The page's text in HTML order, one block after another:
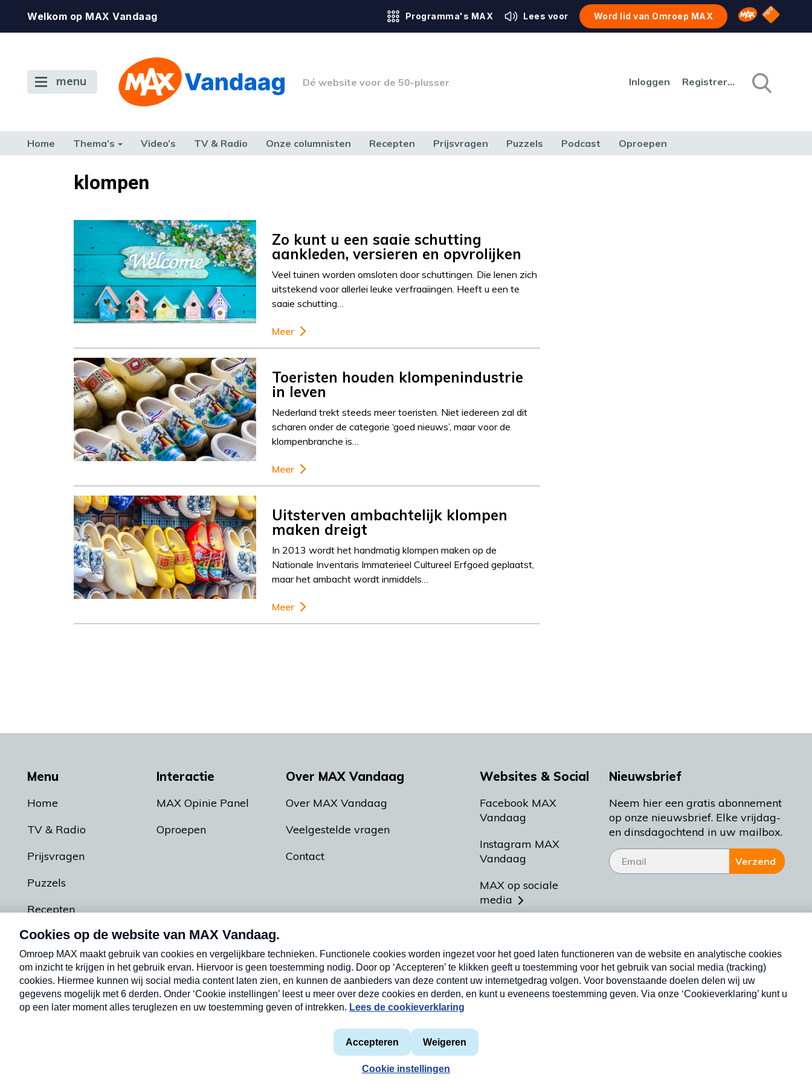
Welkom op MAX Vandaag Programma's MAX Lees voor Word lid van Omroep MAX Omroep MAX
NPO
menu Dé website voor de 50-plusser Inloggen Registreren
Home Thema’s Video’s TV & Radio Onze columnisten Recepten Prijsvragen Puzzels Podcast Oproepen
TERUG NAAR TOENklompen
Zo kunt u een saaie schutting
aankleden, versieren en opvrolijken
Veel tuinen worden omsloten door schuttingen. Die lenen zich
uitstekend voor allerlei leuke verfraaiingen. Heeft u een te
saaie schutting…
Meer
Toeristen houden klompenindustrie
in leven
Nederland trekt steeds meer toeristen. Niet iedereen zal dit
scharen onder de categorie ‘goed nieuws’, maar voor de
klompenbranche is…
Meer
Uitsterven ambachtelijk klompen
maken dreigt
In 2013 wordt het handmatig klompen maken op de
Nationale Inventaris Immaterieel Cultureel Erfgoed geplaatst,
maar het ambacht wordt inmiddels…
Meer
Menu
Home
TV & Radio
Prijsvragen
Puzzels
Recepten
Podcasts
Interactie
MAX Opinie Panel
Oproepen
Over MAX Vandaag
Over MAX Vandaag
Veelgestelde vragen
Contact
Websites & Social
Facebook MAX
Vandaag
Instagram MAX
Vandaag
MAX op sociale
media
Meldpunt Actueel
Heel Holland Bakt
Nieuwsbrief
Neem hier een gratis abonnement
op onze nieuwsbrief. Elke vrijdag-
en dinsdagochtend in uw mailbox.
Verzend
Privacyverklaring
Cookieverklaring
Nieuwsbrief
Neem hier een gratis abonnement op onze